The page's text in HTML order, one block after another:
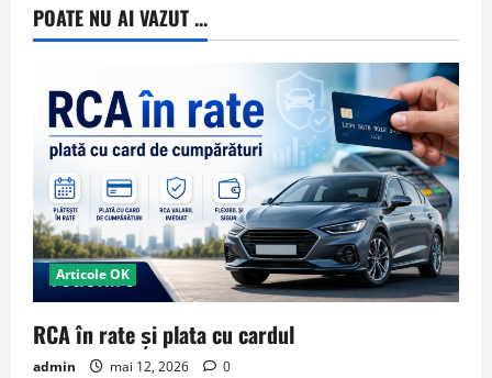
POATE NU AI VAZUT ...
Articole OK
RCA în rate și plata cu cardul
admin mai 12, 2026 0